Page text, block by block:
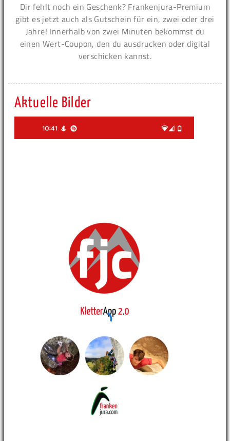
Dir fehlt noch ein Geschenk? Frankenjura-Premium
gibt es jetzt auch als Gutschein für ein, zwei oder drei
Jahre! Innerhalb von zwei Minuten bekommst du
einen Wert-Coupon, den du ausdrucken oder digital
verschicken kannst.
Aktuelle Bilder